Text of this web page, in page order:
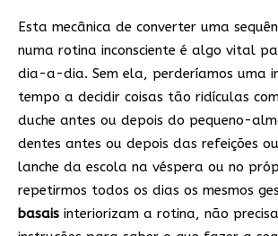
Esta mecânica de converter uma
numa rotina inconsciente é algo vital
dia-a-dia. Sem ela, perderíamos uma
tempo a decidir coisas tão ridículas
duche antes ou depois do pequeno-
dentes antes ou depois das refeições
lanche da escola na véspera ou no
repetirmos todos os dias os mesmos
basais interiorizam a rotina, não